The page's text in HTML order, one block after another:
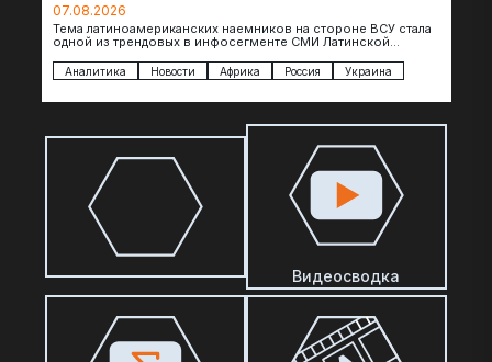
07.08.2026
Тема латиноамериканских наемников на стороне ВСУ стала
одной из трендовых в инфосегменте СМИ Латинской
Аналитика Новости Африка Россия Украина
Видеосводка